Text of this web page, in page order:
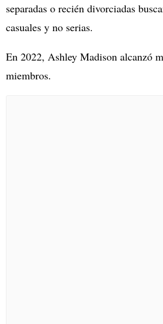
separadas o recién divorciadas
casuales y no serias.
En 2022, Ashley Madison alcanzó
miembros.